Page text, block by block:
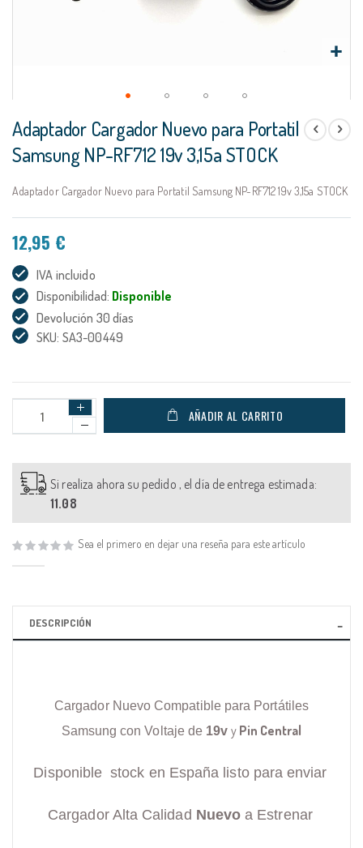
al
comienzo
de
galería
Adaptador Cargador Nuevo para Portatil
Samsung NP-RF712 19v 3,15a STOCK
Adaptador Cargador Nuevo para Portatil Samsung NP-RF712 19v 3,15a STOCK
12,95 €
IVA incluido
Disponibilidad: Disponible
Devolución 30 días
SKU: SA3-00449
AÑADIR AL CARRITO
Si realiza ahora su pedido , el día de entrega estimada:
11.08
Sea el primero en dejar una reseña para este artículo
DESCRIPCIÓN
Cargador Nuevo Compatible para Portátiles
Samsung con Voltaje de 19v y Pin Central
Disponible stock en España listo para enviar
Cargador Alta Calidad Nuevo a Estrenar